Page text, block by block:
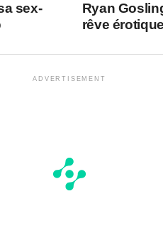
Ryan
rêve
sex-
ADVERTISEMENT